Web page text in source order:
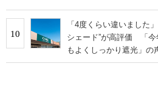
10
「4度くらい違いました
シェード”が高評価 「今
もよくしっかり遮光」の